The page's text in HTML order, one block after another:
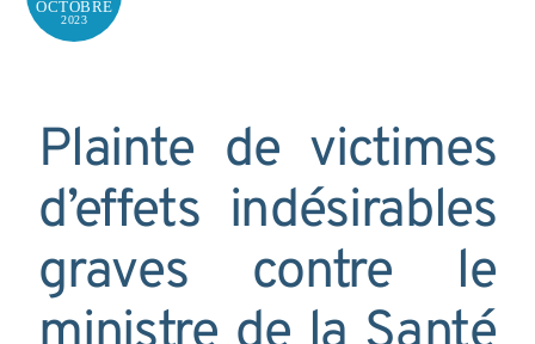
OCTOBRE
2023
Plainte de victimes
d’effets indésirables
graves contre le